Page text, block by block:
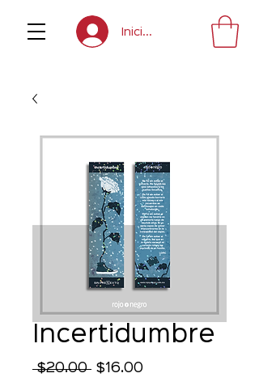
Inicia sesión
Incertidumbre
$20.00 Precio
$16.00Precio